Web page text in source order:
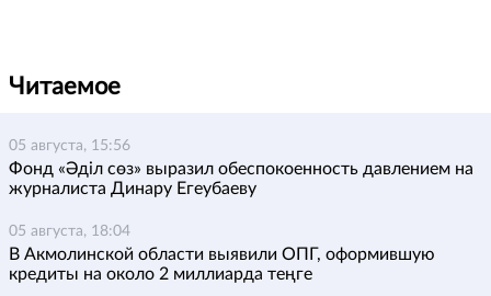
Читаемое
05 августа, 15:56
Фонд «Әділ сөз» выразил обеспокоенность давлением на
журналиста Динару Егеубаеву
05 августа, 18:04
В Акмолинской области выявили ОПГ, оформившую
кредиты на около 2 миллиарда теңге